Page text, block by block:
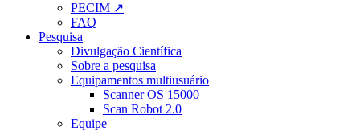
PECIM ↗
FAQ
Pesquisa
Divulgação Científica
Sobre a pesquisa
Equipamentos multiusuário
Scanner OS 15000
Scan Robot 2.0
Equipe